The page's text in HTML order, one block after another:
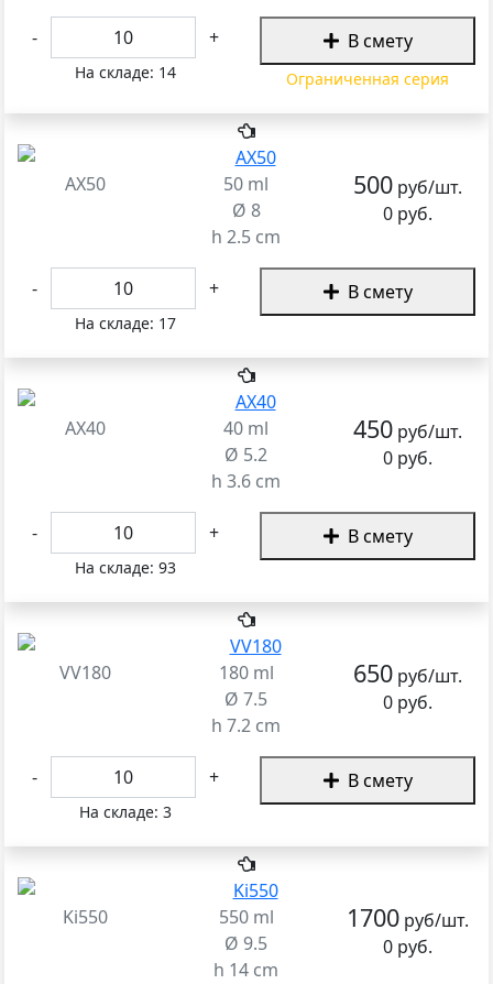
- +
На складе: 14
В смету
Ограниченная серия
AX50
50 ml
Ø 8
h 2.5 cm
500 руб/шт.
0 руб.
- +
На складе: 17
В смету
AX40
40 ml
Ø 5.2
h 3.6 cm
450 руб/шт.
0 руб.
- +
На складе: 93
В смету
VV180
180 ml
Ø 7.5
h 7.2 cm
650 руб/шт.
0 руб.
- +
На складе: 3
В смету
Ki550
550 ml
Ø 9.5
h 14 cm
1700 руб/шт.
0 руб.